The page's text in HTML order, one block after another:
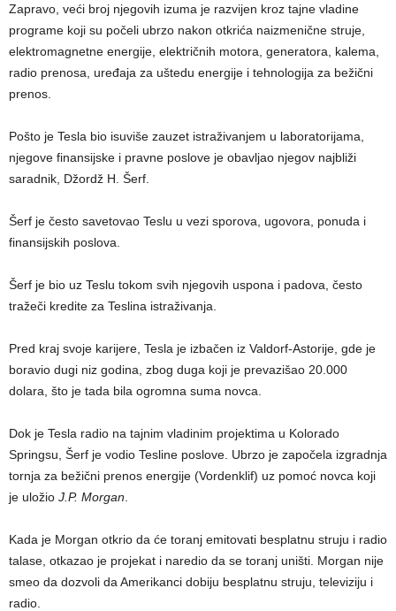
Zapravo, veći broj njegovih izuma je razvijen kroz tajne vladine
programe koji su počeli ubrzo nakon otkrića naizmenične struje,
elektromagnetne energije, električnih motora, generatora, kalema,
radio prenosa, uređaja za uštedu energije i tehnologija za bežični
prenos.
Pošto je Tesla bio isuviše zauzet istraživanjem u laboratorijama,
njegove finansijske i pravne poslove je obavljao njegov najbliži
saradnik, Džordž H. Šerf.
Šerf je često savetovao Teslu u vezi sporova, ugovora, ponuda i
finansijskih poslova.
Šerf je bio uz Teslu tokom svih njegovih uspona i padova, često
tražeči kredite za Teslina istraživanja.
Pred kraj svoje karijere, Tesla je izbačen iz Valdorf-Astorije, gde je
boravio dugi niz godina, zbog duga koji je prevazišao 20.000
dolara, što je tada bila ogromna suma novca.
Dok je Tesla radio na tajnim vladinim projektima u Kolorado
Springsu, Šerf je vodio Tesline poslove. Ubrzo je započela izgradnja
tornja za bežični prenos energije (Vordenklif) uz pomoć novca koji
je uložio J.P. Morgan
Kada je Morgan otkrio da će toranj emitovati besplatnu struju i radio
talase, otkazao je projekat i naredio da se toranj uništi. Morgan nije
smeo da dozvoli da Amerikanci dobiju besplatnu struju, televiziju i
radio.